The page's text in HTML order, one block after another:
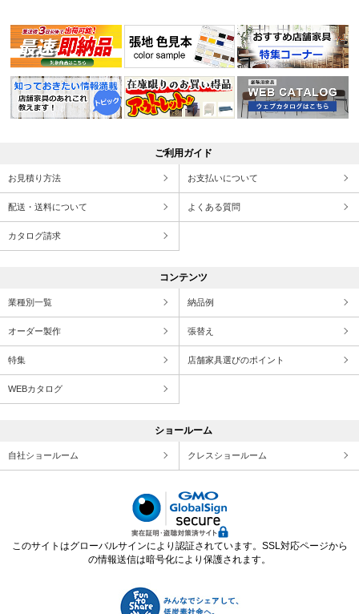
ご利用ガイド
お見積り方法 お支払いについて
配送・送料について よくある質問
カタログ請求
コンテンツ
業種別一覧 納品例
オーダー製作 張替え
特集 店舗家具選びのポイント
WEBカタログ
ショールーム
自社ショールーム クレスショールーム
このサイトはグローバルサインにより認証されています。SSL対応ページから
の情報送信は暗号化により保護されます。